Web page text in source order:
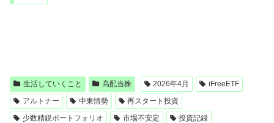
生活していくこと 高配当株 2026年4月
iFreeETF
アルトナー
中東情勢
再スタート投資
少数精鋭ポートフォリオ
市場不安定
投資記録